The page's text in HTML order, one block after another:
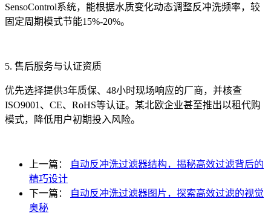
SensoControl系统，能根据水质变化动态调整反冲洗频率，较
固定周期模式节能15%-20%。
5. 售后服务与认证资质
优先选择提供3年质保、48小时现场响应的厂商，并核查
ISO9001、CE、RoHS等认证。某北欧企业甚至推出以租代购
模式，降低用户初期投入风险。
上一篇：
自动反冲洗过滤器结构，揭秘高效过滤背后的
精巧设计
下一篇：
自动反冲洗过滤器图片，探索高效过滤的视觉
奥秘